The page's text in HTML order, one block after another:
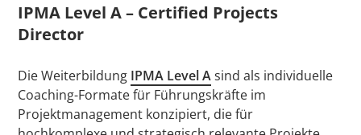
IPMA Level A – Certified Projects
Director
Die Weiterbildung IPMA Level Asind als individuelle
Coaching-Formate für Führungskräfte im
Projektmanagement konzipiert, die für